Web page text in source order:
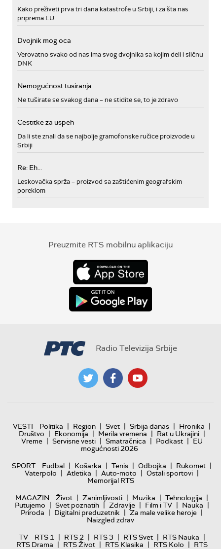
Kako preživeti prva tri dana katastrofe u Srbiji, i za šta nas
priprema EU
Dvojnik mog oca
Verovatno svako od nas ima svog dvojnika sa kojim deli i sličnu
DNK
Nemogućnost tusiranja
Ne tuširate se svakog dana – ne stidite se, to je zdravo
Cestitke za uspeh
Da li ste znali da se najbolje gramofonske ručice proizvode u
Srbiji
Re: Eh...
Leskovačka sprža – proizvod sa zaštićenim geografskim
poreklom
Preuzmite RTS mobilnu aplikaciju
Radio Televizija Srbije
VESTI Politika | Region | Svet | Srbija danas | Hronika |
Društvo | Ekonomija | Merila vremena | Rat u Ukrajini |
Vreme | Servisne vesti | Smatračnica | Podkast | EU
mogućnosti 2026
SPORT
Fudbal | Košarka | Tenis | Odbojka | Rukomet |
Vaterpolo | Atletika | Auto-moto | Ostali sportovi |
Memorijal RTS
MAGAZIN
Život | Zanimljivosti | Muzika | Tehnologija |
Putujemo | Svet poznatih | Zdravlje | Film i TV | Nauka |
Priroda | Digitalni preduzetnik | Za male velike heroje |
Naizgled zdrav
TV
RTS 1 | RTS 2 | RTS 3 | RTS Svet | RTS Nauka |
RTS Drama | RTS Život | RTS Klasika | RTS Kolo | RTS